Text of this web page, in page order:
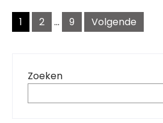
Berichtnavigatie
1 2 … 9 Volgende
Zoeken